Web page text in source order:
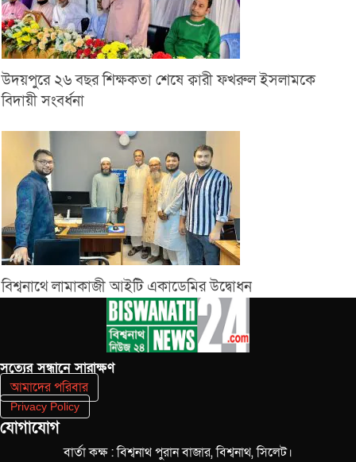
উদয়পুরে ২৬ বছর শিক্ষকতা শেষে ক্বারী ফখরুল ইসলামকে
বিদায়ী সংবর্ধনা
বিশ্বনাথে লামাকাজী আইটি একাডেমির উদ্বোধন
সত‌্যের সন্ধানে সারাক্ষণ
আমাদের পরিবার
Privacy Policy
যোগাযোগ
বার্তা কক্ষ : বিশ্বনাথ পুরান বাজার, বিশ্বনাথ, সিলেট।